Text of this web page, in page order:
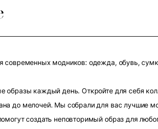
современных модников: одежда, обувь,
образы каждый день. Откройте для себя
до мелочей. Мы собрали для вас лучшие
создать неповторимый образ для